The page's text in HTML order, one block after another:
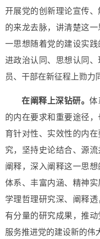
开展党的创新理论宣传
的来龙去脉，讲清楚这
一思想随着党的建设实践
进政治认同、思想认同
员、干部在新征程上勠力
在阐释上深钻研。体
的内在要求和重要途径
育针对性、实效性的内
究，坚持史论结合、源
阐释，深入阐释这一思
体系、丰富内涵、精神
学理哲理研究深、阐释透
有分量的研究成果，推
服务推进党的建设新的伟